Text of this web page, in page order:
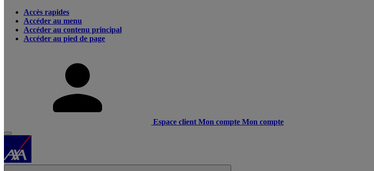
Accès rapides
Accéder au menu
Accéder au contenu principal
Accéder au pied de page
Espace client Mon compte Mon compte